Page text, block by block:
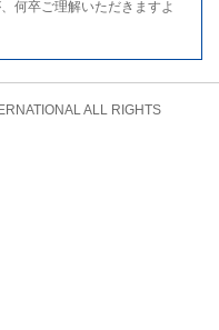
何卒ご理解いただきますよ